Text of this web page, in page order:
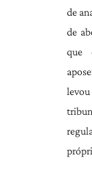
de
de
que